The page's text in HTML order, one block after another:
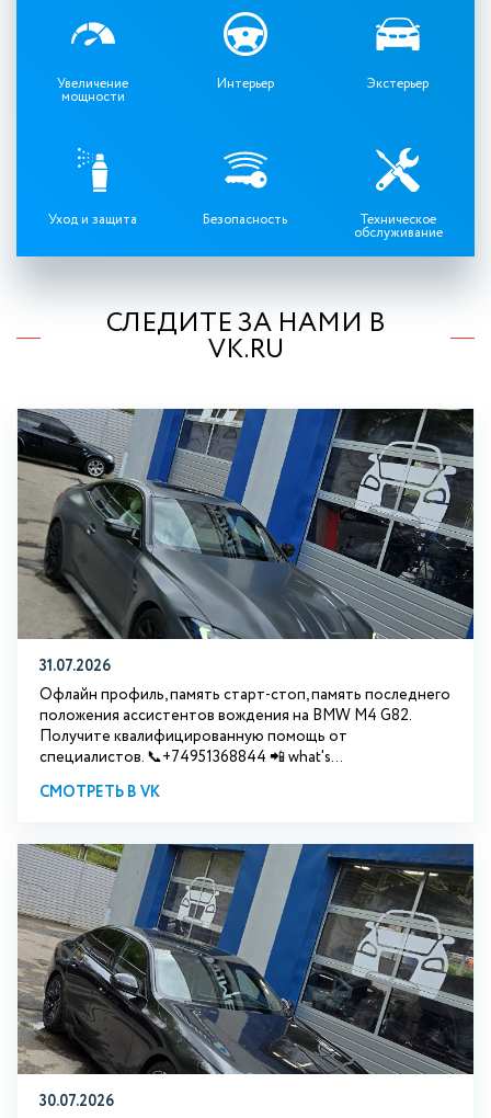
Увеличение
мощности
Интерьер Экстерьер
Уход и защита Безопасность Техническое
обслуживание
СЛЕДИТЕ ЗА НАМИ В
VK.RU
31.07.2026
Офлайн профиль, память старт-стоп, память последнего
положения ассистентов вождения на BMW М4 G82.
Получите квалифицированную помощь от
специалистов. 📞+74951368844 📲 what's...
СМОТРЕТЬ В VK
30.07.2026